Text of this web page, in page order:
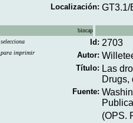
Localización: GT3.1/
bincap
selecciona
para imprimir
Id: 2703
Autor:
Título: Las
Drugs,
Fuente:
(OPS.